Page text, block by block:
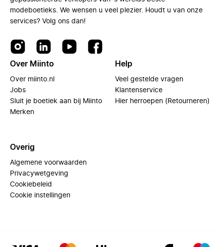
modeboetieks. We wensen u veel plezier. Houdt u van onze
services? Volg ons dan!
Over Miinto
Over miinto.nl
Jobs
Sluit je boetiek aan bij Miinto
Merken
Help
Veel gestelde vragen
Klantenservice
Hier herroepen (Retourneren)
Overig
Algemene voorwaarden
Privacywetgeving
Cookiebeleid
Cookie instellingen